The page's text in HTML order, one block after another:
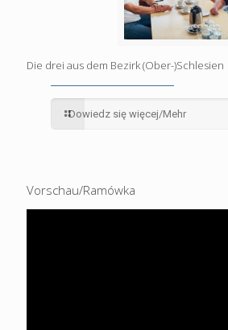
Die drei aus dem Bezirk (Ober-)Schlesien
Dowiedz się więcej/Mehr
Vorschau/Ramówka